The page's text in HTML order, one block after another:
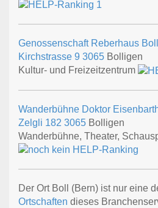
Genossenschaft Reberhaus
Kirchstrasse 9 3065 Bolligen
Kultur- und Freizeitzentrum
Wanderbühne Doktor
Zelgli 182 3065 Bolligen
Wanderbühne, Theater,
Der Ort Boll (Bern) ist nur eine
Ortschaften dieses